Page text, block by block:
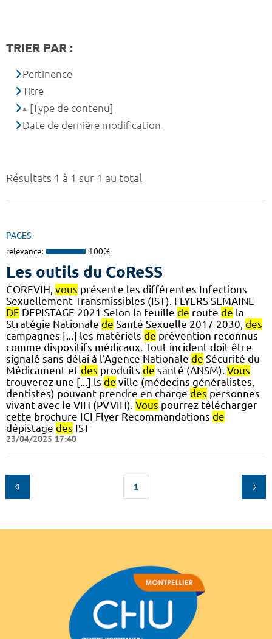
Résultats 1 à 1 sur 1 au total
PAGES
relevance: 100%
Les outils du CoReSS
COREVIH, vous présente les différentes Infections
Sexuellement Transmissibles (IST). FLYERS SEMAINE
DE DEPISTAGE 2021 Selon la feuille de route de la
Stratégie Nationale de Santé Sexuelle 2017 2030, des
campagnes [...] les matériels de prévention reconnus
comme dispositifs médicaux. Tout incident doit être
signalé sans délai à l'Agence Nationale de Sécurité du
Médicament et des produits de santé (ANSM). Vous
trouverez une [...] ls de ville (médecins généralistes,
dentistes) pouvant prendre en charge des personnes
vivant avec le VIH (PVVIH). Vous pourrez télécharger
cette brochure ICI Flyer Recommandations de
dépistage des IST
23/04/2025 17:40
1
TRIER PAR :
Pertinence
Titre
[Type de contenu]
Date de dernière modification